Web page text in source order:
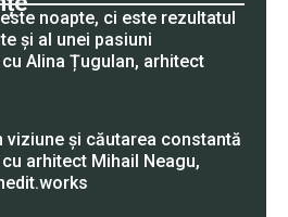
noapte, ci este rezultatul
și al unei pasiuni
Alina Țugulan, arhitect
viziune și căutarea constantă
arhitect Mihail Neagu,